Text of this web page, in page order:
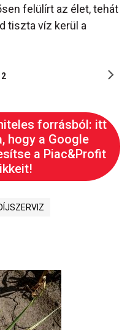
felülírt az élet, tehát
tiszta víz kerül a
2
forrásból: itt
hogy a Google
a Piac&Profit